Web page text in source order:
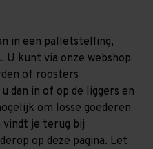
in een palletstelling,
U kunt via onze webshop
of roosters
dan in of op de liggers en
om losse goederen
vindt je terug bij
op deze pagina. Let